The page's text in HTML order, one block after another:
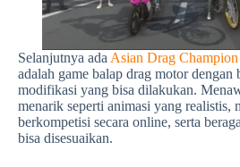
Selanjutnya ada Asian Drag
adalah game balap drag motor dengan
modifikasi yang bisa dilakukan.
menarik seperti animasi yang realistis,
berkompetisi secara online, serta
bisa disesuaikan.